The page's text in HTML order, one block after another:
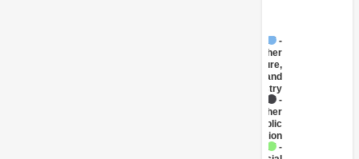
Agriculture,
Fishing and
Administration